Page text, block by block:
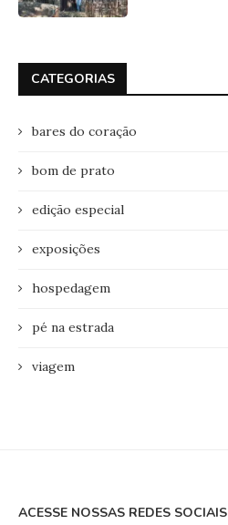
CATEGORIAS
bares do coração
bom de prato
edição especial
exposições
hospedagem
pé na estrada
viagem
ACESSE NOSSAS REDES SOCIAIS